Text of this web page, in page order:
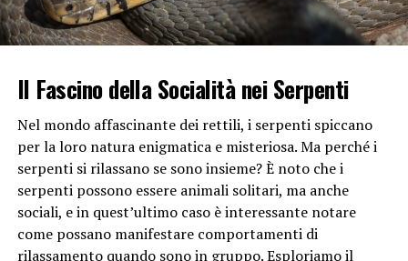
In sintesi, i rettili hanno una lingua così importante per
la loro sopravvivenza poiché svolge un ruolo cruciale
comunicazione sociale. La sua evoluzione e adattamento
nelle diverse specie di rettili riflettono l’importanza di
questo organo per il loro successo nel loro ambiente
specifico.
RELATED TOPICS:
UP NEXT
Perché i volatili hanno piume colorate?
Il Fascino della Socialità nei Serpenti
Nel mondo affascinante dei rettili, i serpenti spiccano
per la loro natura enigmatica e misteriosa. Ma perché i
serpenti si rilassano se sono insieme? È noto che i
serpenti possono essere animali solitari, ma anche
sociali, e in quest’ultimo caso è interessante notare
come possano manifestare comportamenti di
rilassamento quando sono in gruppo. Esploriamo il